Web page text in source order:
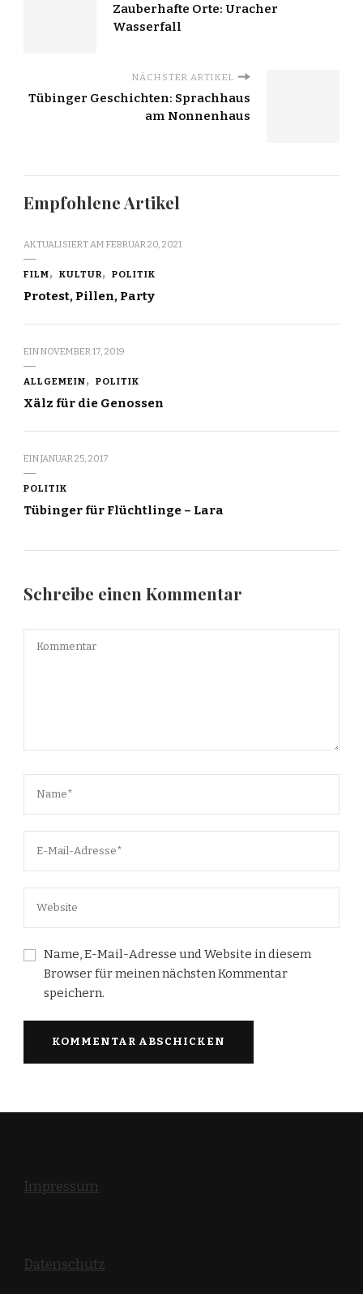
Zauberhafte Orte: Uracher
Wasserfall
NÄCHSTER ARTIKEL
Tübinger Geschichten: Sprachhaus
am Nonnenhaus
Empfohlene Artikel
AKTUALISIERT AM FEBRUAR 20, 2021
FILM KULTUR POLITIK
Protest, Pillen, Party
EINNOVEMBER 17, 2019
ALLGEMEIN POLITIK
Xälz für die Genossen
EINJANUAR 25, 2017
POLITIK
Tübinger für Flüchtlinge – Lara
Schreibe einen Kommentar
Name, E-Mail-Adresse und Website in diesem
Browser für meinen nächsten Kommentar
speichern.
Impressum
Datenschutz